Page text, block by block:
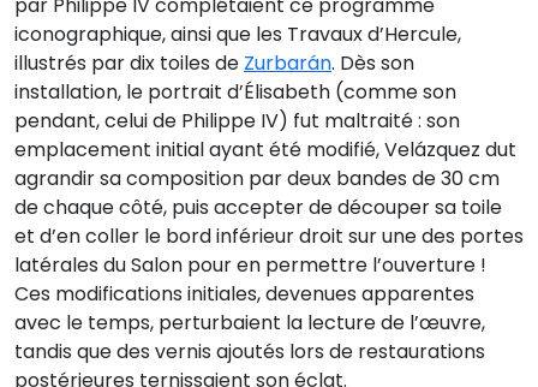
par Philippe IV complétaient ce programme
iconographique, ainsi que les Travaux d’Hercule,
illustrés par dix toiles de Zurbarán. Dès son
installation, le portrait d’Élisabeth (comme son
pendant, celui de Philippe IV) fut maltraité : son
emplacement initial ayant été modifié, Velázquez dut
agrandir sa composition par deux bandes de 30 cm
de chaque côté, puis accepter de découper sa toile
et d’en coller le bord inférieur droit sur une des portes
latérales du Salon pour en permettre l’ouverture !
Ces modifications initiales, devenues apparentes
avec le temps, perturbaient la lecture de l’œuvre,
tandis que des vernis ajoutés lors de restaurations
postérieures ternissaient son éclat.